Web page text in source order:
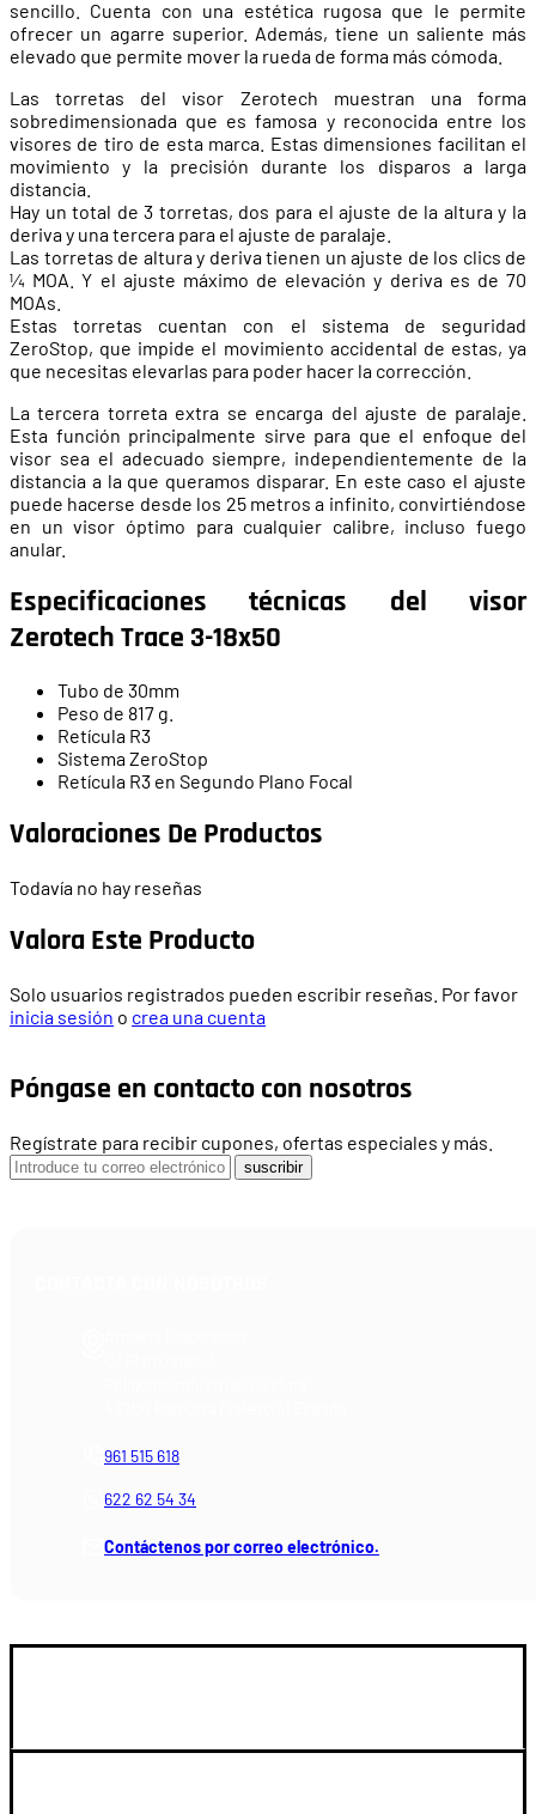
sencillo. Cuenta con una estética rugosa que le permite
ofrecer un agarre superior. Además, tiene un saliente más
elevado que permite mover la rueda de forma más cómoda.
Las torretas del visor Zerotech muestran una forma
sobredimensionada que es famosa y reconocida entre los
visores de tiro de esta marca. Estas dimensiones facilitan el
movimiento y la precisión durante los disparos a larga
distancia.
Hay un total de 3 torretas, dos para el ajuste de la altura y la
deriva y una tercera para el ajuste de paralaje.
Las torretas de altura y deriva tienen un ajuste de los clics de
¼ MOA. Y el ajuste máximo de elevación y deriva es de 70
MOAs.
Estas torretas cuentan con el sistema de seguridad
ZeroStop, que impide el movimiento accidental de estas, ya
que necesitas elevarlas para poder hacer la corrección.
La tercera torreta extra se encarga del ajuste de paralaje.
Esta función principalmente sirve para que el enfoque del
visor sea el adecuado siempre, independientemente de la
distancia a la que queramos disparar. En este caso el ajuste
puede hacerse desde los 25 metros a infinito, convirtiéndose
en un visor óptimo para cualquier calibre, incluso fuego
anular.
Especificaciones técnicas del visor
Zerotech Trace 3-18x50
Tubo de 30mm
Peso de 817 g.
Retícula R3
Sistema ZeroStop
Retícula R3 en Segundo Plano Focal
Valoraciones De Productos
Todavía no hay reseñas
Valora Este Producto
Solo usuarios registrados pueden escribir reseñas. Por favor
inicia sesión o crea una cuenta
Póngase en contacto con nosotros
Regístrate para recibir cupones, ofertas especiales y más.
suscribir
961 515 618
622 62 54 34
Contáctenos por correo electrónico.